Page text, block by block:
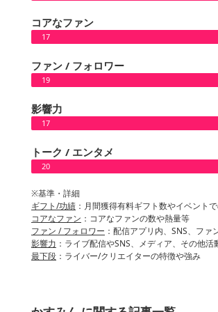
コアなファン
17
ファン / フォロワー
19
影響力
17
トーク / エンタメ
20
※基準・詳細
ギフト/功績 ：月間獲得有料ギフト数やイベント
コアなファン ：コアなファンの数や熱量等
ファン / フォロワー ：配信アプリ内、SNS、フ
影響力 ：ライブ配信やSNS、メディア、その他
最下段 ：ライバー/クリエイターの特徴や強み